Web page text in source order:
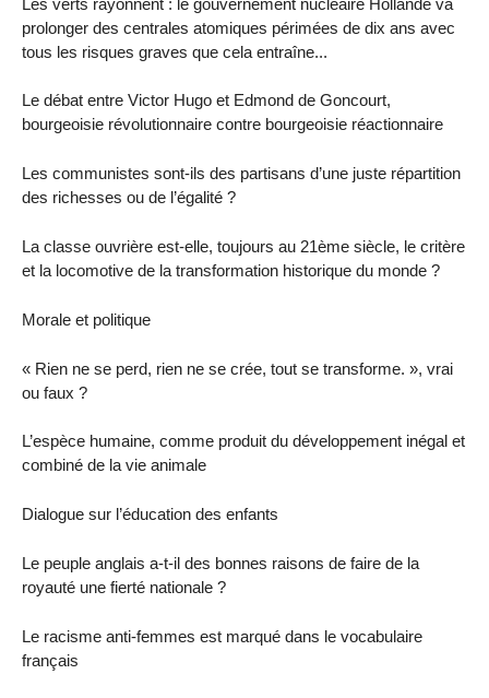
prolonger des centrales atomiques périmées de dix ans avec
tous les risques graves que cela entraîne...
Le débat entre Victor Hugo et Edmond de Goncourt,
bourgeoisie révolutionnaire contre bourgeoisie réactionnaire
Les communistes sont-ils des partisans d’une juste répartition
des richesses ou de l’égalité ?
La classe ouvrière est-elle, toujours au 21ème siècle, le critère
et la locomotive de la transformation historique du monde ?
Morale et politique
« Rien ne se perd, rien ne se crée, tout se transforme. », vrai
ou faux ?
L’espèce humaine, comme produit du développement inégal et
combiné de la vie animale
Dialogue sur l’éducation des enfants
Le peuple anglais a-t-il des bonnes raisons de faire de la
royauté une fierté nationale ?
Le racisme anti-femmes est marqué dans le vocabulaire
français